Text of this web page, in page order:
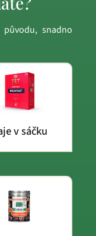
snadno
v sáčku